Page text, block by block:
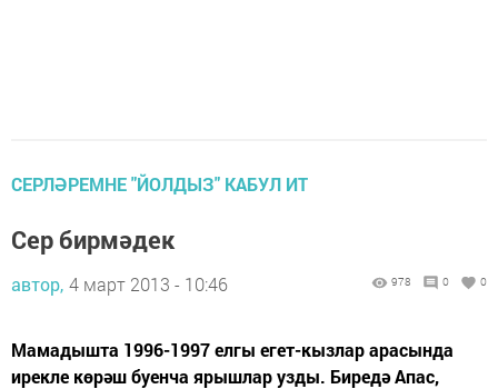
СЕРЛӘРЕМНЕ "ЙОЛДЫЗ" КАБУЛ ИТ
Сер бирмәдек
автор, 4 март 2013 - 10:46 978 0 0
Мамадышта 1996-1997 елгы егет-кызлар арасында
ирекле көрәш буенча ярышлар узды. Биредә Апас,